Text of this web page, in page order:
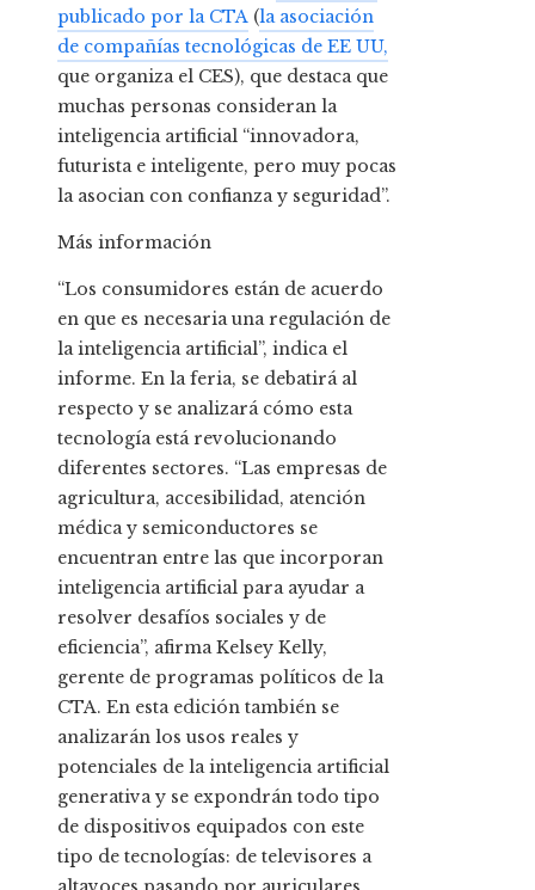
publicado por la CTA (la asociación
de compañías tecnológicas de EE UU,
que organiza el CES), que destaca que
muchas personas consideran la
inteligencia artificial “innovadora,
futurista e inteligente, pero muy pocas
la asocian con confianza y seguridad”.
Más información
“Los consumidores están de acuerdo
en que es necesaria una regulación de
la inteligencia artificial”, indica el
informe. En la feria, se debatirá al
respecto y se analizará cómo esta
tecnología está revolucionando
diferentes sectores. “Las empresas de
agricultura, accesibilidad, atención
médica y semiconductores se
encuentran entre las que incorporan
inteligencia artificial para ayudar a
resolver desafíos sociales y de
eficiencia”, afirma Kelsey Kelly,
gerente de programas políticos de la
CTA. En esta edición también se
analizarán los usos reales y
potenciales de la inteligencia artificial
generativa y se expondrán todo tipo
de dispositivos equipados con este
tipo de tecnologías: de televisores a